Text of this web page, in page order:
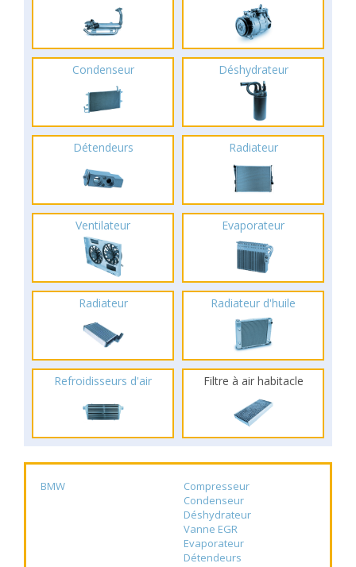
Condenseur Déshydrateur
Détendeurs Radiateur
Ventilateur Evaporateur
Radiateur Radiateur d'huile
Refroidisseurs d'air Filtre à air habitacle
BMW
Compresseur
Condenseur
Déshydrateur
Vanne EGR
Evaporateur
Détendeurs